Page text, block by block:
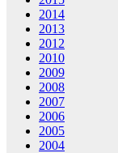
2014
2013
2012
2010
2009
2008
2007
2006
2005
2004